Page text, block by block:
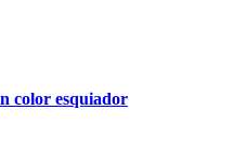
color esquiador